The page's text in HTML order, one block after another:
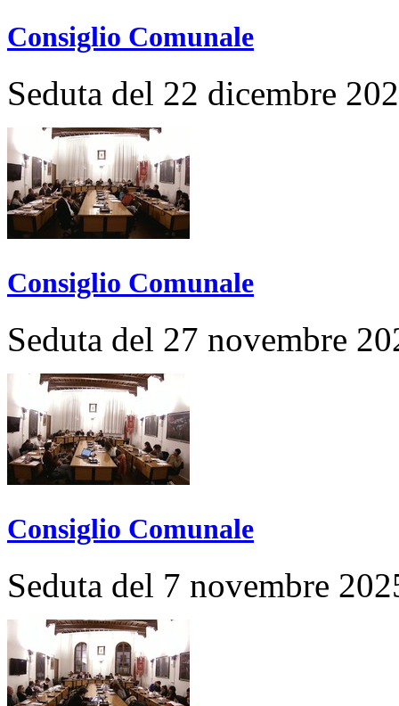
Consiglio Comunale
Seduta del 22 dicembre
Consiglio Comunale
Seduta del 27 novembre
Consiglio Comunale
Seduta del 7 novembre